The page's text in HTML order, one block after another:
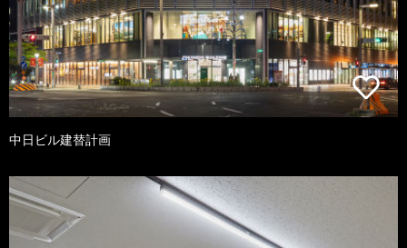
中日ビル建替計画